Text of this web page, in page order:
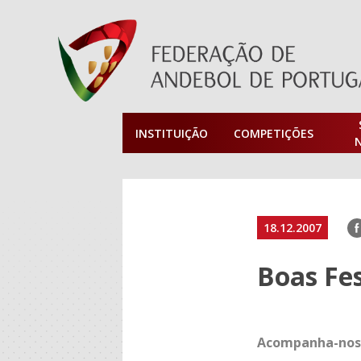
INSTITUIÇÃO COMPETIÇÕES
18.12.2007
Boas
Acompanha-